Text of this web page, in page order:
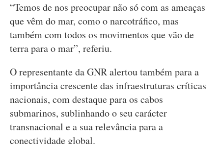
“Temos de nos preocupar não só com as ameaças
que vêm do mar, como o narcotráfico, mas
também com todos os movimentos que vão de
terra para o mar”, referiu.
O representante da GNR alertou também para a
importância crescente das infraestruturas críticas
nacionais, com destaque para os cabos
submarinos, sublinhando o seu carácter
transnacional e a sua relevância para a
conectividade global.